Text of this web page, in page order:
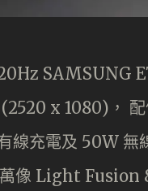
SAMSUNG
x 1080)，
線充電及 50W 無
像 Light Fusion